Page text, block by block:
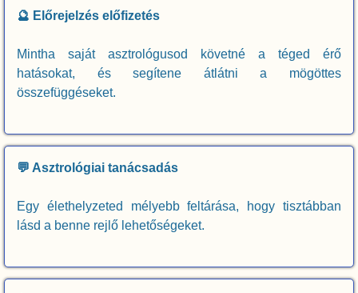
🔮 Előrejelzés előfizetés
Mintha saját asztrológusod követné a téged érő
hatásokat, és segítene átlátni a mögöttes
összefüggéseket.
💬 Asztrológiai tanácsadás
Egy élethelyzeted mélyebb feltárása, hogy tisztábban
lásd a benne rejlő lehetőségeket.